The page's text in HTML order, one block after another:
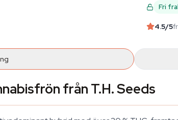
Fri
4.5/5
från T.H. Seeds